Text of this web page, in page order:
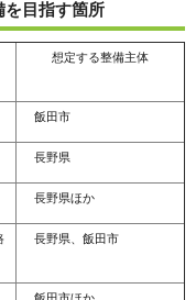
を目指す箇所
想定する整備主体
飯田市
長野県
長野県ほか
長野県、飯田市